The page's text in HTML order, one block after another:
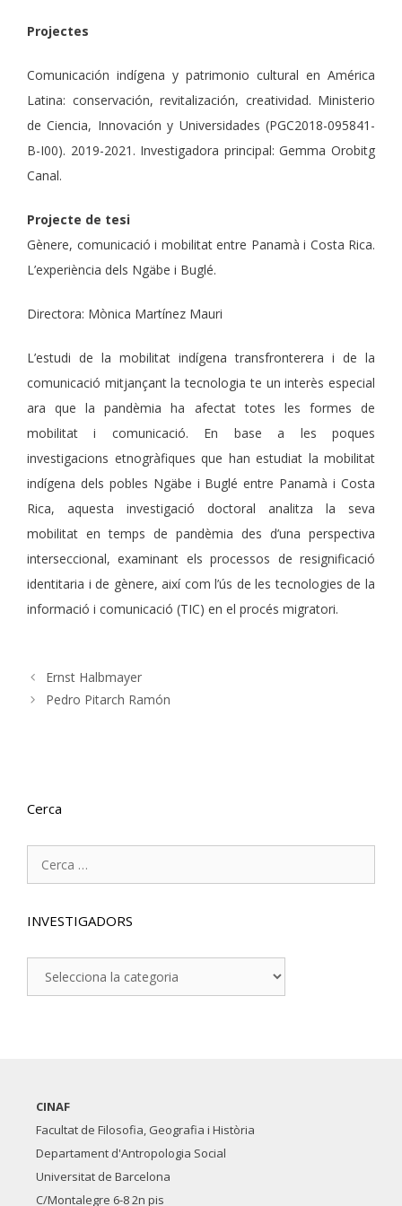
Projectes
Comunicación indígena y patrimonio cultural en América
Latina: conservación, revitalización, creatividad. Ministerio
de Ciencia, Innovación y Universidades (PGC2018-095841-
B-I00). 2019-2021. Investigadora principal: Gemma Orobitg
Canal.
Projecte de tesi
Gènere, comunicació i mobilitat entre Panamà i Costa Rica.
L’experiència dels Ngäbe i Buglé.
Directora: Mònica Martínez Mauri
L’estudi de la mobilitat indígena transfronterera i de la
comunicació mitjançant la tecnologia te un interès especial
ara que la pandèmia ha afectat totes les formes de
mobilitat i comunicació. En base a les poques
investigacions etnogràfiques que han estudiat la mobilitat
indígena dels pobles Ngäbe i Buglé entre Panamà i Costa
Rica, aquesta investigació doctoral analitza la seva
mobilitat en temps de pandèmia des d’una perspectiva
interseccional, examinant els processos de resignificació
identitaria i de gènere, així com l’ús de les tecnologies de la
informació i comunicació (TIC) en el procés migratori.
Ernst Halbmayer
Pedro Pitarch Ramón
Cerca
INVESTIGADORS
INVESTIGADORS
CINAF
Facultat de Filosofia, Geografia i Història
Departament d'Antropologia Social
Universitat de Barcelona
C/Montalegre 6-8 2n pis